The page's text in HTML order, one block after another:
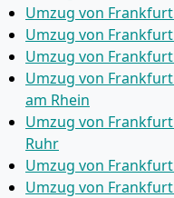
Umzug von
Umzug von
Umzug von
Umzug von
am Rhein
Umzug von
Ruhr
Umzug von
Umzug von